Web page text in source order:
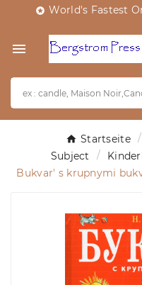
 World's Fastest

Startseite
Subject
Bukvar' s krupnymi